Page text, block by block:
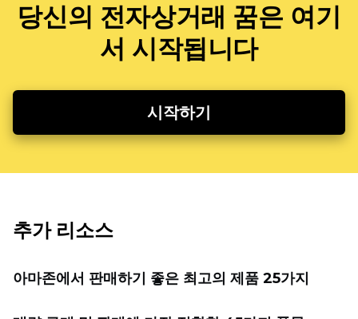
당신의 전자상거래 꿈은 여기
서 시작됩니다
시작하기
추가 리소스
아마존에서 판매하기 좋은 최고의 제품 25가지